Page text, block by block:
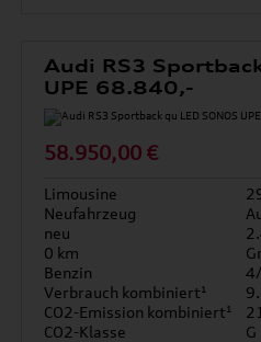
Audi RS3
UPE 68.840,-
58.950,00 €
Limousine
Neufahrzeug
neu
0 km
Benzin
Verbrauch kombiniert¹
CO2-Emission kombiniert¹
CO2-Klasse
G